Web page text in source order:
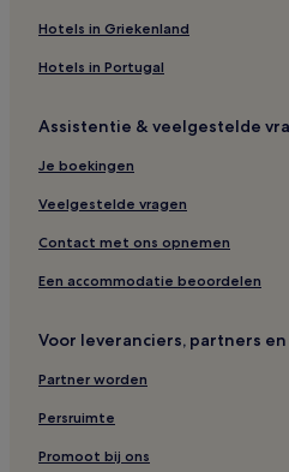
Hotels in Griekenland
Hotels in Portugal
Assistentie & veelgestelde
Je boekingen
Veelgestelde vragen
Contact met ons opnemen
Een accommodatie beoordelen
Voor leveranciers, partners
Partner worden
Persruimte
Promoot bij ons